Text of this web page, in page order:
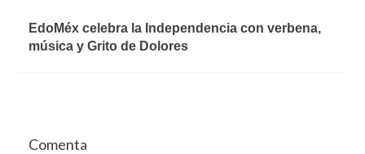
EdoMéx celebra la Independencia con verbena,
música y Grito de Dolores
Comenta